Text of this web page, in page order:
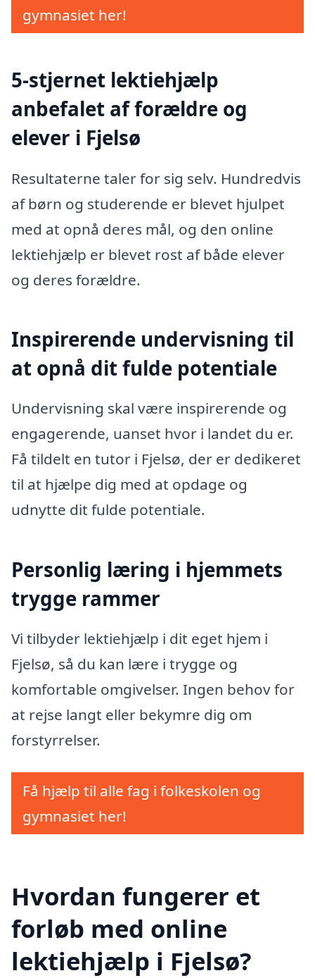
gymnasiet her!
5-stjernet lektiehjælp
anbefalet af forældre og
elever i Fjelsø
Resultaterne taler for sig selv. Hundredvis
af børn og studerende er blevet hjulpet
med at opnå deres mål, og den online
lektiehjælp er blevet rost af både elever
og deres forældre.
Inspirerende undervisning til
at opnå dit fulde potentiale
Undervisning skal være inspirerende og
engagerende, uanset hvor i landet du er.
Få tildelt en tutor i Fjelsø, der er dedikeret
til at hjælpe dig med at opdage og
udnytte dit fulde potentiale.
Personlig læring i hjemmets
trygge rammer
Vi tilbyder lektiehjælp i dit eget hjem i
Fjelsø, så du kan lære i trygge og
komfortable omgivelser. Ingen behov for
at rejse langt eller bekymre dig om
forstyrrelser.
Få hjælp til alle fag i folkeskolen og
gymnasiet her!
Hvordan fungerer et
forløb med online
lektiehjælp i Fjelsø?